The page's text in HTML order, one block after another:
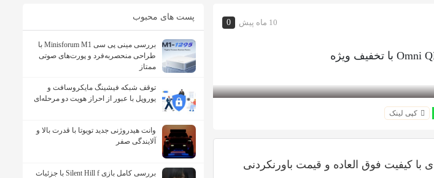
10 ماه پیش 0
کپی لینک
پست های محبوب
بررسی مینی پی ‌سی Minisforum M1 با
طراحی منحصربه‌فرد و پورت‌های صوتی
ممتاز
توقف شبکه فیشینگ مایکروسافت و
یوروپل با عبور از احراز هویت دو مرحله‌ای
وانت هیدروژنی جدید تویوتا با قدرت بالا و
آلایندگی صفر
بررسی کامل بازی Silent Hill f با جزئیات